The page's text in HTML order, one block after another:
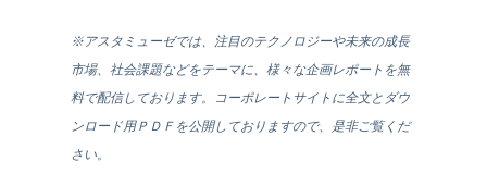
※アスタミューゼでは、注目のテクノロジーや未来の成長
市場、社会課題などをテーマに、様々な企画レポートを無
料で配信しております。コーポレートサイトに全文とダウ
ンロード用ＰＤＦを公開しておりますので、是非ご覧くだ
さい。